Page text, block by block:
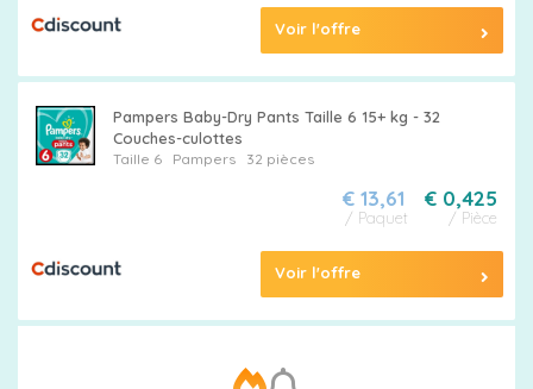
Voir l'offre
Pampers Baby-Dry Pants Taille 6 15+ kg - 32
Couches-culottes
Taille 6 Pampers32 pièces
€ 0,425
/ Pièce
€ 13,61
/ Paquet
Voir l'offre